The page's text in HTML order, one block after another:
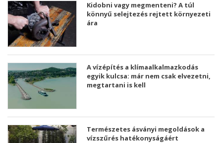
Kidobni vagy megmenteni? A túl
könnyű selejtezés rejtett környezeti
ára
A vízépítés a klímaalkalmazkodás
egyik kulcsa: már nem csak elvezetni,
megtartani is kell
Természetes ásványi megoldások a
vízszűrés hatékonyságáért